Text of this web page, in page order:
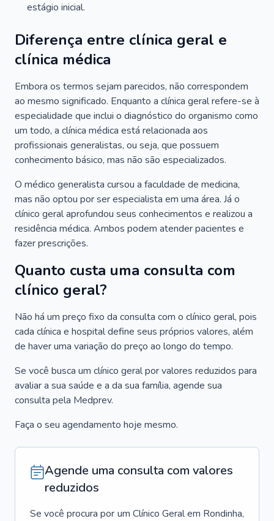
estágio inicial.
Diferença entre clínica geral e
clínica médica
Embora os termos sejam parecidos, não correspondem
ao mesmo significado. Enquanto a clínica geral refere-se à
especialidade que inclui o diagnóstico do organismo como
um todo, a clínica médica está relacionada aos
profissionais generalistas, ou seja, que possuem
conhecimento básico, mas não são especializados.
O médico generalista cursou a faculdade de medicina,
mas não optou por ser especialista em uma área. Já o
clínico geral aprofundou seus conhecimentos e realizou a
residência médica. Ambos podem atender pacientes e
fazer prescrições.
Quanto custa uma consulta com
clínico geral?
Não há um preço fixo da consulta com o clínico geral, pois
cada clínica e hospital define seus próprios valores, além
de haver uma variação do preço ao longo do tempo.
Se você busca um clínico geral por valores reduzidos para
avaliar a sua saúde e a da sua família, agende sua
consulta pela Medprev.
Faça o seu agendamento hoje mesmo.
Agende uma consulta com valores
reduzidos
Se você procura por um Clínico Geralem Rondinha,